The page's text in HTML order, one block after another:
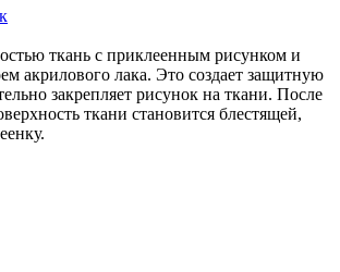
ткань с приклеенным рисунком и
акрилового лака. Это создает защитную
закрепляет рисунок на ткани. После
ткани становится блестящей,